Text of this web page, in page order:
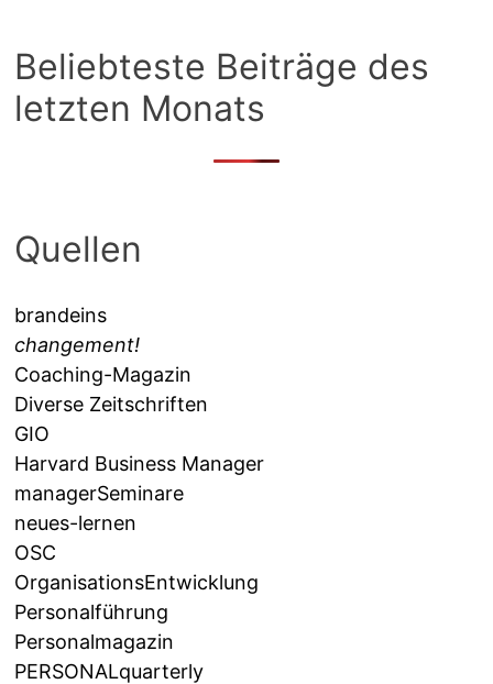
Beliebteste Beiträge des
letzten Monats
Quellen
brandeins
changement!
Coaching-Magazin
Diverse Zeitschriften
GIO
Harvard Business Manager
managerSeminare
neues-lernen
OSC
OrganisationsEntwicklung
Personalführung
Personalmagazin
PERSONALquarterly